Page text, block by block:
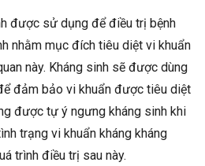
được sử dụng để điều trị bệnh
nhằm mục đích tiêu diệt vi khuẩn
này. Kháng sinh sẽ được dùng
đảm bảo vi khuẩn được tiêu diệt
được tự ý ngưng kháng sinh khi
trạng vi khuẩn kháng kháng
trình điều trị sau này.